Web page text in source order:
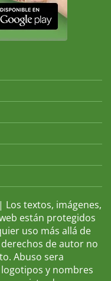
Los textos, imágenes,
están protegidos
uso más allá de
de autor no
Abuso sera
y nombres